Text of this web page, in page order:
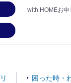
with HOMEお
困った時・